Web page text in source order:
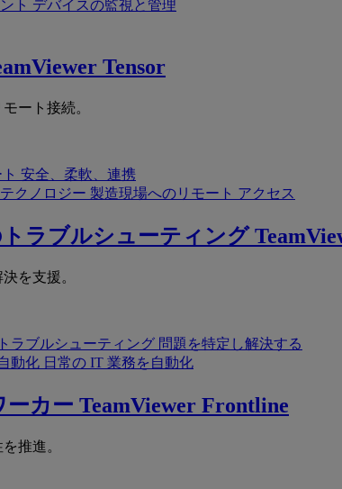
ト デバイスの監視と管理
Tensor
ート接続。
安全、柔軟、連携
クノロジー 製造現場へのリモート アクセス
ラブルシューティング
を支援。
ラブルシューティング 問題を特定し解決する
動化 日常の IT 業務を自動化
ーカー TeamViewer Frontline
推進。